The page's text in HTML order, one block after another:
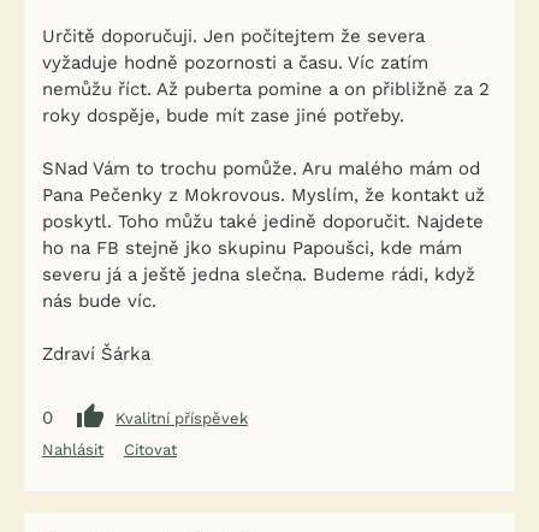
Určitě doporučuji. Jen počítejtem že severa
vyžaduje hodně pozornosti a času. Víc zatím
nemůžu říct. Až puberta pomine a on přibližně za 2
roky dospěje, bude mít zase jiné potřeby.
SNad Vám to trochu pomůže. Aru malého mám od
Pana Pečenky z Mokrovous. Myslím, že kontakt už
poskytl. Toho můžu také jedině doporučit. Najdete
ho na FB stejně jko skupinu Papoušci, kde mám
severu já a ještě jedna slečna. Budeme rádi, když
nás bude víc.
Zdraví Šárka
0
Kvalitní příspěvek
Nahlásit
Citovat